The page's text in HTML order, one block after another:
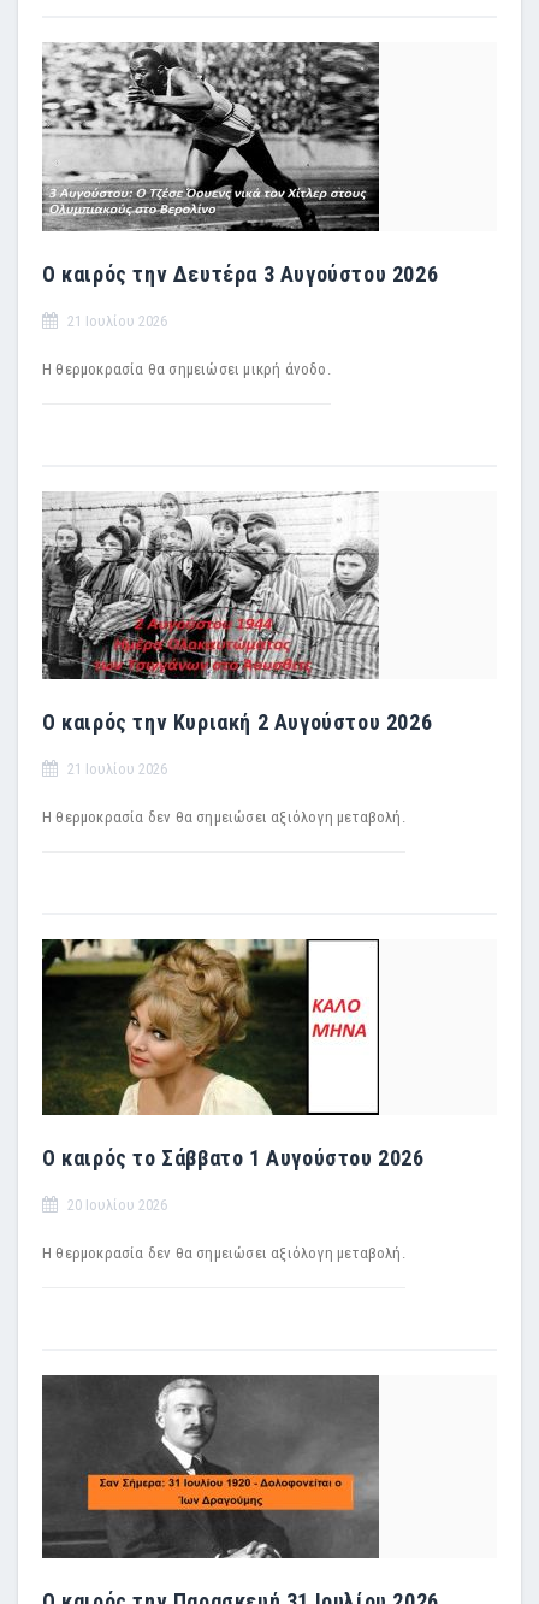
Ο καιρός την Δευτέρα 3 Αυγούστου 2026
21 Ιουλίου 2026
Η θερμοκρασία θα σημειώσει μικρή άνοδο.
Ο καιρός την Κυριακή 2 Αυγούστου 2026
21 Ιουλίου 2026
Η θερμοκρασία δεν θα σημειώσει αξιόλογη μεταβολή.
Ο καιρός το Σάββατο 1 Αυγούστου 2026
20 Ιουλίου 2026
Η θερμοκρασία δεν θα σημειώσει αξιόλογη μεταβολή.